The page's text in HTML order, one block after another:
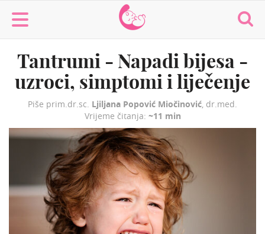
MaminaMaza
Tantrumi - Napadi bijesa -
uzroci, simptomi i liječenje
Piše prim.dr.sc. Ljiljana Popović Miočinović, dr.med.
Vrijeme čitanja: ~11 min